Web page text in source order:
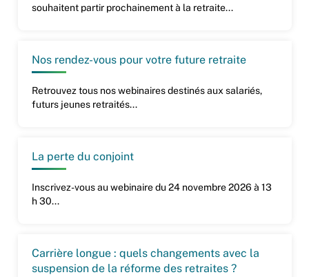
souhaitent partir prochainement à la retraite...
Nos rendez-vous pour votre future retraite
Retrouvez tous nos webinaires destinés aux salariés,
futurs jeunes retraités...
La perte du conjoint
Inscrivez-vous au webinaire du 24 novembre 2026 à 13
h 30...
Carrière longue : quels changements avec la
suspension de la réforme des retraites ?